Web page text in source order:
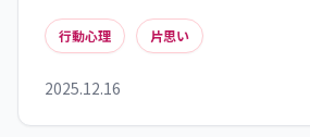
であり、職場や学校では7つの特
好意を読み取ることができます。
進むには共通の話題や小さな親
果的です。恋愛において完璧な
行動心理 片思い
2025.12.16